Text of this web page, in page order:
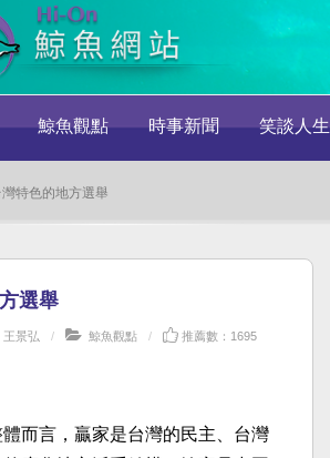
鯨魚觀點 時事新聞 笑談人生
灣特色的地方選舉
選舉
王景弘 鯨魚觀點 推薦數：1695
而言，贏家是台灣的民主、台灣